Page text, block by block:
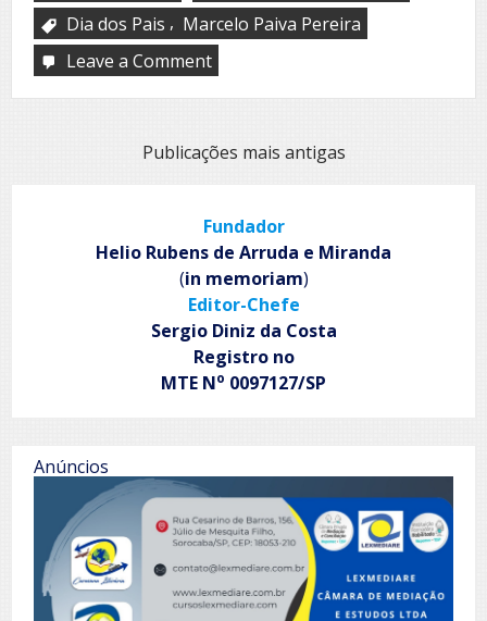
Dia dos Pais , Marcelo Paiva Pereira
Leave a Commenton
Paiva
'Feliz
Dia
NavegaçãoPublicações mais antigas
Fundador
Helio Rubens de Arruda e Miranda
(in memoriam)
Editor-Chefe
Sergio Diniz da Costa
Registro no
MTE No 0097127/SP
Anúncios